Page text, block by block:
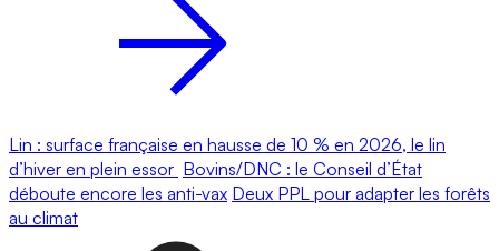
Lin : surface française en hausse de 10 % en 2026, le lin
d’hiver en plein essor Bovins/DNC : le Conseil d’État
déboute encore les anti-vax Deux PPL pour adapter les forêts
au climat